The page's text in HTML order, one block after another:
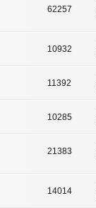
62257
10932
11392
10285
21383
14014